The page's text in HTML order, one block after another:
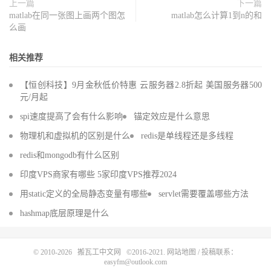
上一篇
matlab在同一张图上画两个图怎
么画
下一篇
matlab怎么计算1到n的和
相关推荐
【恒创科技】9月金秋低价特惠 云服务器2.8折起 美国服务器500
元/月起
spi速度提高了会有什么影响 锚定效应是什么意思
物理机和虚拟机的区别是什么 redis是单线程还是多线程
redis和mongodb有什么区别
印度VPS商家有哪些 5家印度VPS推荐2024
用static定义的全局静态变量有哪些 servlet需要覆盖哪些方法
hashmap底层原理是什么
© 2010-2026 搬瓦工中文网 ©2016-2021. 网站地图 / 投稿联系：
easyfm@outlook.com